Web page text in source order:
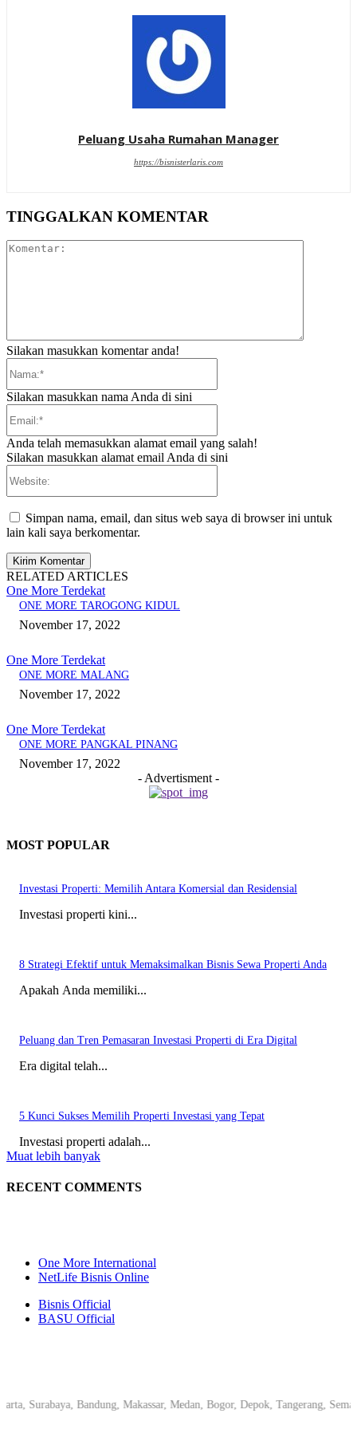
Peluang Usaha Rumahan Manager
https://bisnisterlaris.com
TINGGALKAN KOMENTAR
Silakan masukkan komentar anda!
Silakan masukkan nama Anda di sini
Anda telah memasukkan alamat email yang salah!
Silakan masukkan alamat email Anda di sini
Simpan nama, email, dan situs web saya di browser ini untuk
lain kali saya berkomentar.
RELATED ARTICLES
One More Terdekat
ONE MORE TAROGONG KIDUL
November 17, 2022
One More Terdekat
ONE MORE MALANG
November 17, 2022
One More Terdekat
ONE MORE PANGKAL PINANG
November 17, 2022
- Advertisment -
MOST POPULAR
Investasi Properti: Memilih Antara Komersial dan Residensial
Investasi properti kini...
8 Strategi Efektif untuk Memaksimalkan Bisnis Sewa Properti Anda
Apakah Anda memiliki...
Peluang dan Tren Pemasaran Investasi Properti di Era Digital
Era digital telah...
5 Kunci Sukses Memilih Properti Investasi yang Tepat
Investasi properti adalah...
Muat lebih banyak
RECENT COMMENTS
One More International
NetLife Bisnis Online
Bisnis Official
BASU Official
Bandung, Makassar, Medan, Bogor, Depok, Tangerang,